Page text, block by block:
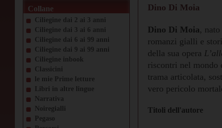
Collane
Ciliegine dai 2 ai 3 anni
Ciliegine dai 3 ai 6 anni
Ciliegine dai 6 ai 99 anni
Ciliegine dai 9 ai 99 anni
Ciliegine inbook
Classicini
le mie Prime letture
Libri in altre lingue
Narrativa
Noiregialli
Pegaso
Dino Di Moia
Dino Di Moia,
romanzi gialli e
della sua opera
riscontri nel mondo
trama articolata,
vero pericolo
Titoli dell'autore